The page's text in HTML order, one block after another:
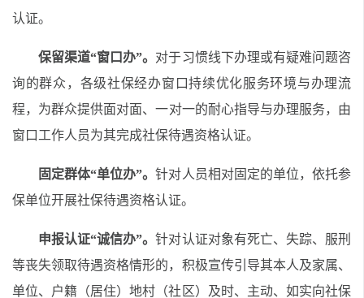
认证。
保留渠道“窗口办”。 对于习惯线下办理或有疑难问题咨
询的群众， 各级社保经办窗口持续优化服务环境与办理流
程， 为群众提供面对面、一对一的耐心指导与办理服务， 由
窗口工作人员为其完成社保待遇资格认证。
固定群体“单位办”。针对人员相对固定的单位，依托参
保单位开展社保待遇资格认证。
申报认证“诚信办”。针对认证对象有死亡、失踪、服刑
等丧失领取待遇资格情形的，积极宣传引导其本人及家属、
单位、户籍（居住）地村（社区）及时、主动、如实向社保